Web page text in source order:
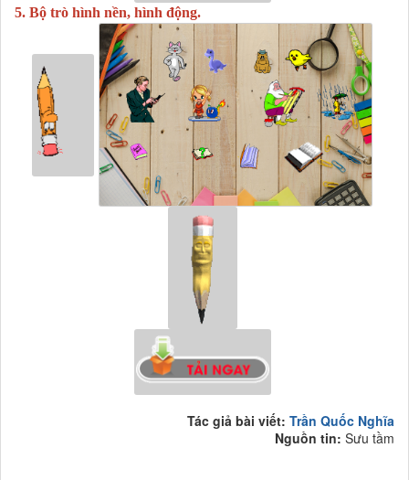
5. Bộ trò hình nền, hình động.
Tác giả bài viết: Trần Quốc Nghĩa
Nguồn tin: Sưu tầm